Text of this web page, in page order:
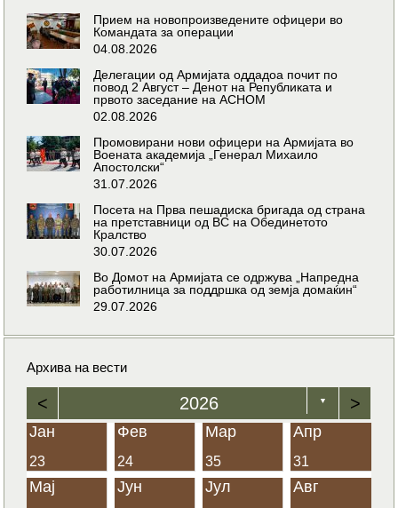
Прием на новопроизведените офицери во
Командата за операции
04.08.2026
Делегации од Армијата оддадоа почит по
повод 2 Август – Денот на Републиката и
првото заседание на АСНОМ
02.08.2026
Промовирани нови офицери на Армијата во
Воената академија „Генерал Михаило
Апостолски“
31.07.2026
Посета на Прва пешадиска бригада од страна
на претставници од ВС на Обединетото
Кралство
30.07.2026
Во Домот на Армијата се одржува „Напредна
работилница за поддршка од земја домаќин“
29.07.2026
Архива на вести
< 2026 ▼ >
Јан
23
Фев
24
Мар
35
Апр
31
Мај Јун Јул Авг